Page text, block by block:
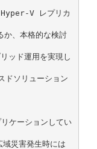
Hyper-V レプリカ
か、本格的な検討
ッド運用を実現し
ドソリューション
ケーションしてい
災害発生時には